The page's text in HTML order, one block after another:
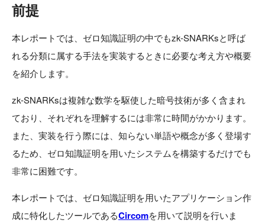
前提
本レポートでは、ゼロ知識証明の中でもzk-SNARKsと呼ば
れる分類に属する手法を実装するときに必要な考え方や概要
を紹介します。
zk-SNARKsは複雑な数学を駆使した暗号技術が多く含まれ
ており、それぞれを理解するには非常に時間がかかります。
また、実装を行う際には、知らない単語や概念が多く登場す
るため、ゼロ知識証明を用いたシステムを構築するだけでも
非常に困難です。
本レポートでは、ゼロ知識証明を用いたアプリケーション作
成に特化したツールであるCircomを用いて説明を行いま